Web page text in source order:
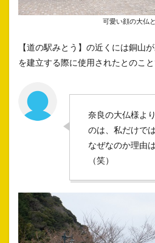
可愛い顔の大仏
【道の駅みとう】の近くには銅山
を建立する際に使用されたとのこと
奈良の大仏様よ
のは、私だけで
なぜなのか理由
（笑）